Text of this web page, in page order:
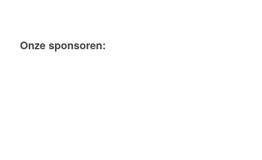
Onze sponsoren: